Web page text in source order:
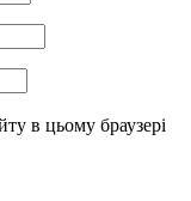
в цьому браузері